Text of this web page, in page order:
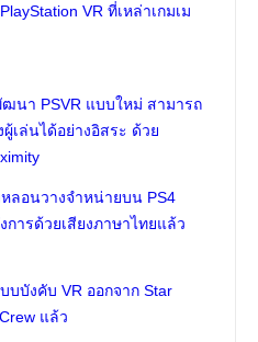
VR ที่เหล่าเกมเม
ฒนา PSVR แบบใหม่ สามารถ
เล่นได้อย่างอิสระ ด้วย
หลอนวางจำหน่ายบน PS4
การด้วยเสียงภาษาไทยแล้ว
บบังคับ VR ออกจาก Star
แล้ว